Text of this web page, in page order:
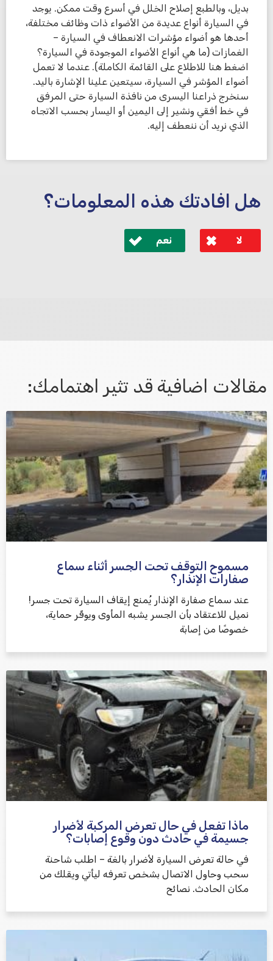
بديل، وبالطبع إصلاح الخلل في أسرع وقت ممكن. يوجد
في السيارة أنواع عديدة من الأضواء ذات وظائف مختلفة،
أحدها هو أضواء مؤشرات الانعطاف في السيارة –
الغمازات (ما هي أنواع الأضواء الموجودة في السيارة؟
اضغط هنا للاطلاع على القائمة الكاملة). عندما لا تعمل
أضواء المؤشر في السيارة، سيتعين علينا الإشارة باليد.
سنخرج ذراعنا اليسرى من نافذة السيارة حتى المرفق
في خط أفقي ونشير إلى اليمين أو اليسار بحسب الاتجاه
الذي نريد أن ننعطف إليه.
هل افادتك هذه المعلومات؟
لا نعم
אני מאשר/ת קבלת דיוור במייל ושימוש בפרטים בהתאם
למדיניות הפרטיות
שלח משוב
مقالات اضافية قد تثير اهتمامك:
مسموح التوقف تحت الجسر أثناء سماع
صفارات الإنذار؟
عند سماع صفارة الإنذار يُمنع إيقاف السيارة تحت جسر!
نميل للاعتقاد بأن الجسر يشبه المأوى ويوفّر حماية،
خصوصًا من إصابة
ماذا تفعل في حال تعرض المركبة لأضرار
جسيمة في حادث دون وقوع إصابات؟
في حالة تعرض السيارة لأضرار بالغة – اطلب شاحنة
سحب وحاول الاتصال بشخص تعرفه ليأتي ويقلك من
مكان الحادث. نصائح